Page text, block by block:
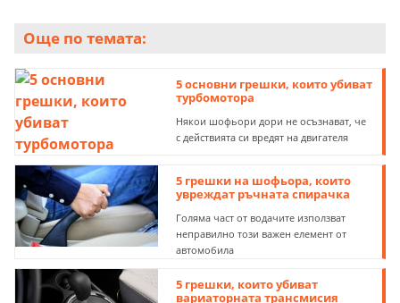
Още по темата:
5 основни грешки, които убиват
турбомотора
Някои шофьори дори не осъзнават, че
с действията си вредят на двигателя
5 грешки на шофьора, които
увреждат ръчната спирачка
Голяма част от водачите използват
неправилно този важен елемент от
автомобила
5 грешки, които убиват
вариаторната трансмисия